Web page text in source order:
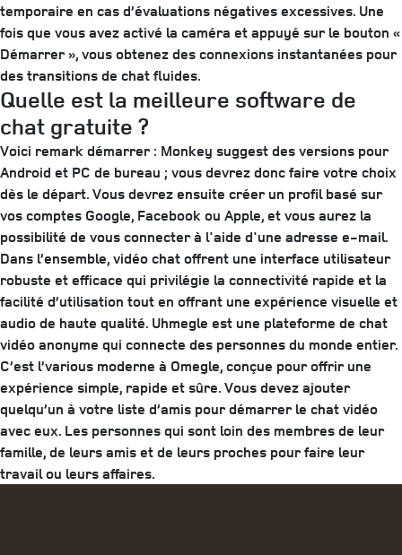
temporaire en cas d’évaluations négatives excessives. Une
fois que vous avez activé la caméra et appuyé sur le bouton «
Démarrer », vous obtenez des connexions instantanées pour
des transitions de chat fluides.
Quelle est la meilleure software de
chat gratuite ?
Voici remark démarrer : Monkey suggest des versions pour
Android et PC de bureau ; vous devrez donc faire votre choix
dès le départ. Vous devrez ensuite créer un profil basé sur
vos comptes Google, Facebook ou Apple, et vous aurez la
possibilité de vous connecter à l'aide d'une adresse e-mail.
Dans l’ensemble, vidéo chat offrent une interface utilisateur
robuste et efficace qui privilégie la connectivité rapide et la
facilité d’utilisation tout en offrant une expérience visuelle et
audio de haute qualité. Uhmegle est une plateforme de chat
vidéo anonyme qui connecte des personnes du monde entier.
C’est l’various moderne à Omegle, conçue pour offrir une
expérience simple, rapide et sûre. Vous devez ajouter
quelqu’un à votre liste d’amis pour démarrer le chat vidéo
avec eux. Les personnes qui sont loin des membres de leur
famille, de leurs amis et de leurs proches pour faire leur
travail ou leurs affaires.